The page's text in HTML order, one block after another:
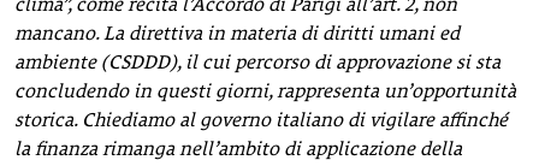
mancano. La direttiva in materia di diritti umani ed
ambiente (CSDDD), il cui percorso di approvazione si sta
concludendo in questi giorni, rappresenta un’opportunità
storica. Chiediamo al governo italiano di vigilare affinché
la finanza rimanga nell’ambito di applicazione della